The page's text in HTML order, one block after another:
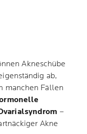
Akneschübe
ab,
manchen Fällen
–
Akne